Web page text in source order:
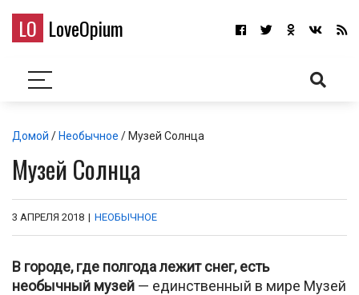
LO LoveOpium
Домой / Необычное / Музей Солнца
Музей Солнца
3 АПРЕЛЯ 2018 | НЕОБЫЧНОЕ
В городе, где полгода лежит снег, есть
необычный музей — единственный в мире Музей